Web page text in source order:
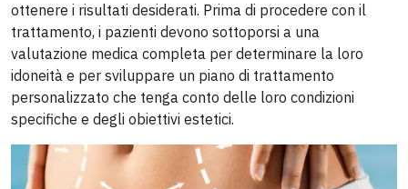
ottenere i risultati desiderati. Prima di procedere con il
trattamento, i pazienti devono sottoporsi a una
valutazione medica completa per determinare la loro
idoneità e per sviluppare un piano di trattamento
personalizzato che tenga conto delle loro condizioni
specifiche e degli obiettivi estetici.